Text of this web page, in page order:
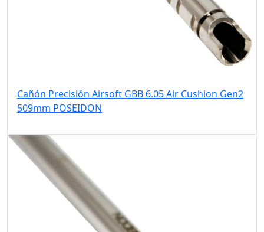
Cañón Precisión Airsoft GBB 6.05 Air Cushion Gen2
509mm POSEIDON